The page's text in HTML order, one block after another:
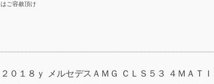
はご容赦頂け
２０１８ｙ メルセデスＡＭＧ ＣＬＳ５３ ４ＭＡＴ